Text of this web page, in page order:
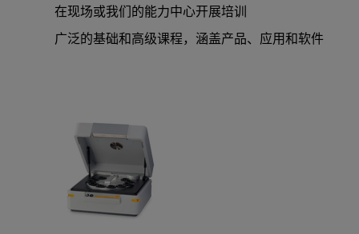
在现场或我们的能力中心开展培训
广泛的基础和高级课程，涵盖产品、应用和软件